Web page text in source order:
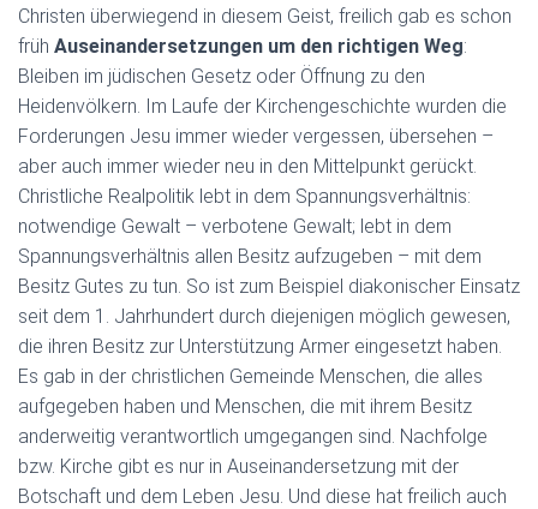
Christen überwiegend in diesem Geist, freilich gab es schon
früh Auseinandersetzungen um den richtigen Weg:
Bleiben im jüdischen Gesetz oder Öffnung zu den
Heidenvölkern. Im Laufe der Kirchengeschichte wurden die
Forderungen Jesu immer wieder vergessen, übersehen –
aber auch immer wieder neu in den Mittelpunkt gerückt.
Christliche Realpolitik lebt in dem Spannungsverhältnis:
notwendige Gewalt – verbotene Gewalt; lebt in dem
Spannungsverhältnis allen Besitz aufzugeben – mit dem
Besitz Gutes zu tun. So ist zum Beispiel diakonischer Einsatz
seit dem 1. Jahrhundert durch diejenigen möglich gewesen,
die ihren Besitz zur Unterstützung Armer eingesetzt haben.
Es gab in der christlichen Gemeinde Menschen, die alles
aufgegeben haben und Menschen, die mit ihrem Besitz
anderweitig verantwortlich umgegangen sind. Nachfolge
bzw. Kirche gibt es nur in Auseinandersetzung mit der
Botschaft und dem Leben Jesu. Und diese hat freilich auch